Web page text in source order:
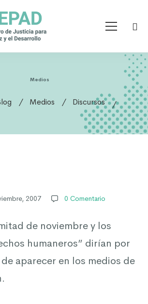
Medios
Medios Discursos
2007
0 Comentario
de noviembre y los
humaneros” dirían por
aparecer en los medios de